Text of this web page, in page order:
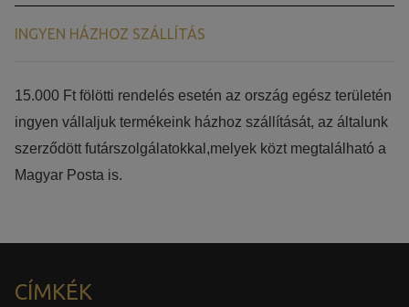
INGYEN HÁZHOZ SZÁLLÍTÁS
15.000 Ft fölötti rendelés esetén az ország egész területén
ingyen vállaljuk termékeink házhoz szállítását, az általunk
szerződött futárszolgálatokkal,melyek közt megtalálható a
Magyar Posta is.
CÍMKÉK